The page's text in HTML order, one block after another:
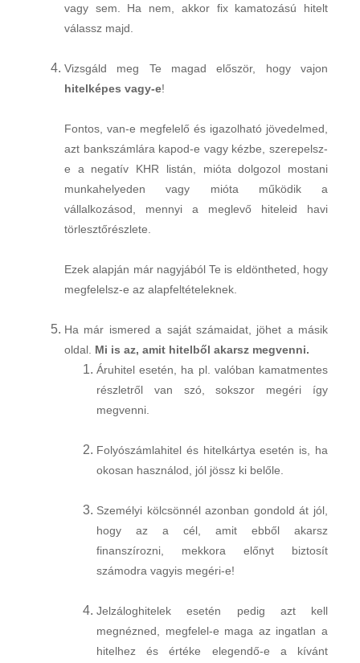
vagy sem. Ha nem, akkor fix kamatozású hitelt
válassz majd.
Vizsgáld meg Te magad először, hogy vajon
hitelképes vagy-e!
Fontos, van-e megfelelő és igazolható jövedelmed,
azt bankszámlára kapod-e vagy kézbe, szerepelsz-
e a negatív KHR listán, mióta dolgozol mostani
munkahelyeden vagy mióta működik a
vállalkozásod, mennyi a meglevő hiteleid havi
törlesztőrészlete.
Ezek alapján már nagyjából Te is eldöntheted, hogy
megfelelsz-e az alapfeltételeknek.
Ha már ismered a saját számaidat, jöhet a másik
oldal. Mi is az, amit hitelből akarsz megvenni.
Áruhitel esetén, ha pl. valóban kamatmentes
részletről van szó, sokszor megéri így
megvenni.
Folyószámlahitel és hitelkártya esetén is, ha
okosan használod, jól jössz ki belőle.
Személyi kölcsönnél azonban gondold át jól,
hogy az a cél, amit ebből akarsz
finanszírozni, mekkora előnyt biztosít
számodra vagyis megéri-e!
Jelzáloghitelek esetén pedig azt kell
megnézned, megfelel-e maga az ingatlan a
hitelhez és értéke elegendő-e a kívánt